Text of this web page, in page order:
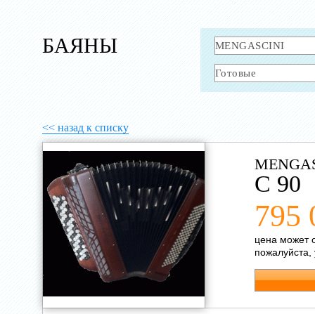
БАЯНЫ
<< назад к списку
C 90
795
цена может
пожалуйста,